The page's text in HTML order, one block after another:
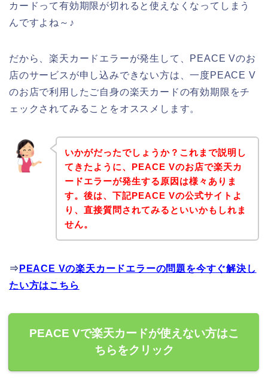
カードって有効期限が切れると使えなくなってしまう
んですよね～♪
だから、楽天カードエラーが発生して、PEACE Vのお
店のサービスが申し込みできない方は、一度PEACE V
のお店で利用したご自身の楽天カードの有効期限をチ
ェックされてみることをオススメします。
いかがだったでしょうか？これまで説明し
てきたように、PEACE Vのお店で楽天カ
ードエラーが発生する原因は様々ありま
す。後は、下記PEACE Vの公式サイトよ
り、直接質問されてみるといいかもしれま
せん。
⇒ PEACE Vの楽天カードエラーの問題を今すぐ解決し
たい方はこちら
PEACE Vで楽天カードが使えない方はこ
ちらをクリック